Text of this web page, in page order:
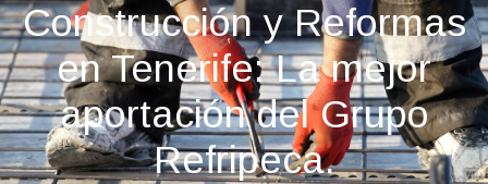
Construcción y Reformas
en Tenerife: La mejor
aportación del Grupo
Refripeca.